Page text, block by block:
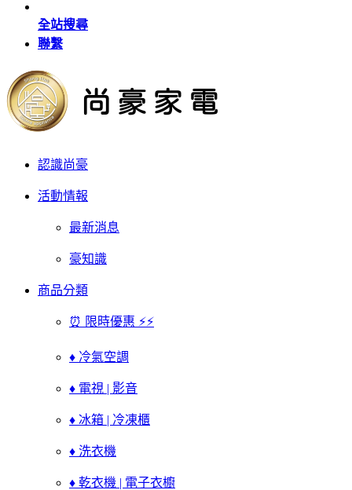
全站搜尋
聯繫
認識尚豪
活動情報
最新消息
豪知識
商品分類
⏰ 限時優惠 ⚡⚡
♦ 冷氣空調
♦ 電視 | 影音
♦ 冰箱 | 冷凍櫃
♦ 洗衣機
♦ 乾衣機 | 電子衣櫥